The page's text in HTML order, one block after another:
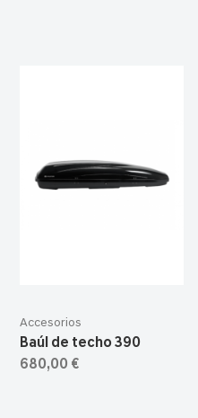
Accesorios
Baúl de techo 390
680,00 €